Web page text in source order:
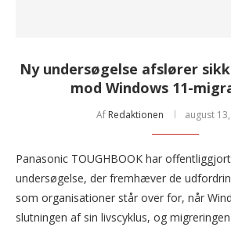
Ny undersøgelse afslører
mod Windows 11-
Af Redaktionen august
Panasonic TOUGHBOOK har
undersøgelse, der fremhæver de
som organisationer står over for, når
slutningen af sin livscyklus, og